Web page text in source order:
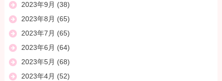
2023年9月 (38)
2023年8月 (65)
2023年7月 (65)
2023年6月 (64)
2023年5月 (68)
2023年4月 (52)